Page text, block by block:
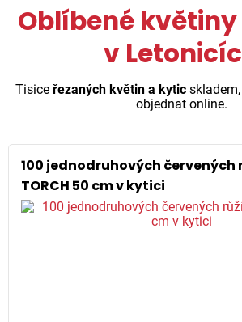
Oblíbené
v
Tisice řezaných květin a kyticskladem,
objednat online.
100 jednodruhových červených
TORCH 50 cm v kytici